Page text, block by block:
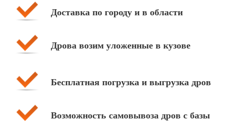
Доставка по городу и в области
Дрова возим уложенные в кузове
Бесплатная погрузка и выгрузка дров
Возможность самовывоза дров с базы